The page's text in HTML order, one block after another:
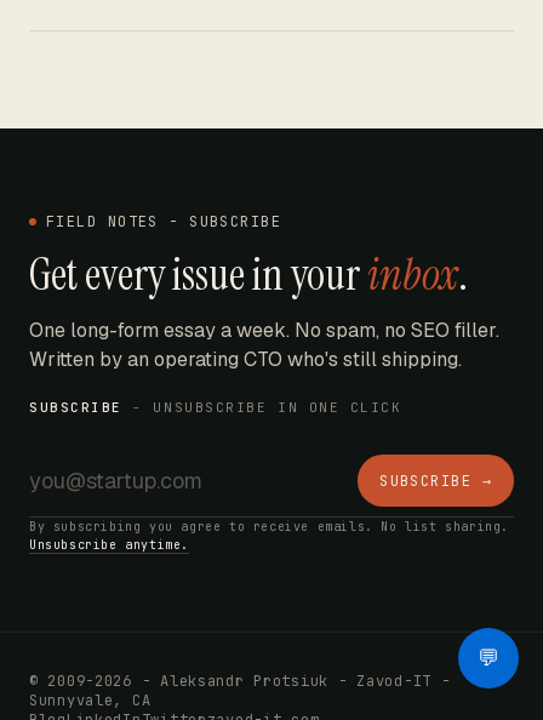
FIELD NOTES - SUBSCRIBE
Get every issue in yourinbox.
One long-form essay a week. No spam, no SEO filler.
Written by an operating CTO who's still shipping.
SUBSCRIBE - UNSUBSCRIBE IN ONE CLICK
SUBSCRIBE →
By subscribing you agree to receive emails. No list sharing.
Unsubscribe anytime.
© 2009-2026 - Aleksandr Protsiuk - Zavod-IT -
Sunnyvale, CA
💬